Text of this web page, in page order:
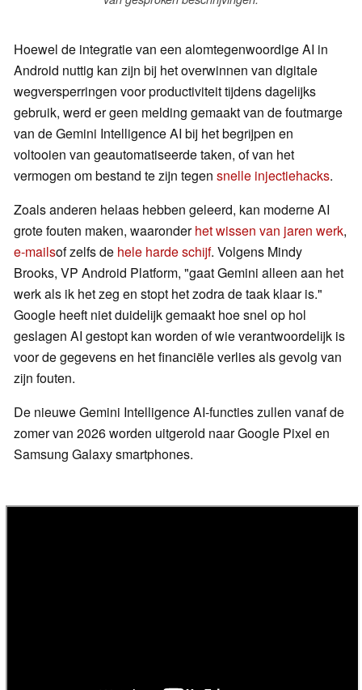
Hoewel de integratie van een alomtegenwoordige AI in
Android nuttig kan zijn bij het overwinnen van digitale
wegversperringen voor productiviteit tijdens dagelijks
gebruik, werd er geen melding gemaakt van de foutmarge
van de Gemini Intelligence AI bij het begrijpen en
voltooien van geautomatiseerde taken, of van het
vermogen om bestand te zijn tegen snelle injectiehacks.
Zoals anderen helaas hebben geleerd, kan moderne AI
grote fouten maken, waaronderhet wissen van jaren werk,
e-mailsof zelfs de hele harde schijf. Volgens Mindy
Brooks, VP Android Platform, "gaat Gemini alleen aan het
werk als ik het zeg en stopt het zodra de taak klaar is."
Google heeft niet duidelijk gemaakt hoe snel op hol
geslagen AI gestopt kan worden of wie verantwoordelijk is
voor de gegevens en het financiële verlies als gevolg van
zijn fouten.
De nieuwe Gemini Intelligence AI-functies zullen vanaf de
zomer van 2026 worden uitgerold naar Google Pixel en
Samsung Galaxy smartphones.